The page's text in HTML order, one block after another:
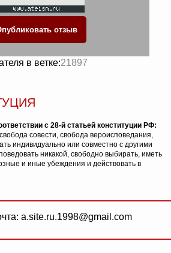
в ветке:21897
с 28-й статьей конституции РФ:
совести, свобода вероисповедания,
индивидуально или совместно с другими
никакой, свободно выбирать, иметь
и иные убеждения и действовать в
a.site.ru.1998@gmail.com